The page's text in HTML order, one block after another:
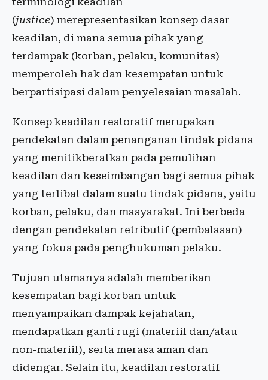
(justice) merepresentasikan konsep dasar
keadilan, di mana semua pihak yang
terdampak (korban, pelaku, komunitas)
memperoleh hak dan kesempatan untuk
berpartisipasi dalam penyelesaian masalah.
Konsep keadilan restoratif merupakan
pendekatan dalam penanganan tindak pidana
yang menitikberatkan pada pemulihan
keadilan dan keseimbangan bagi semua pihak
yang terlibat dalam suatu tindak pidana, yaitu
korban, pelaku, dan masyarakat. Ini berbeda
dengan pendekatan retributif (pembalasan)
yang fokus pada penghukuman pelaku.
Tujuan utamanya adalah memberikan
kesempatan bagi korban untuk
menyampaikan dampak kejahatan,
mendapatkan ganti rugi (materiil dan/atau
non-materiil), serta merasa aman dan
didengar. Selain itu, keadilan restoratif